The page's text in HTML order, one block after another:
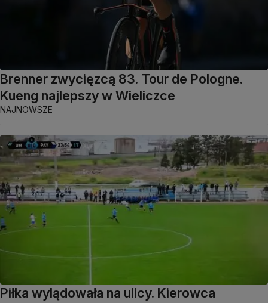
Brenner zwycięzcą 83. Tour de Pologne.
Kueng najlepszy w Wieliczce
NAJNOWSZE
Piłka wylądowała na ulicy. Kierowca